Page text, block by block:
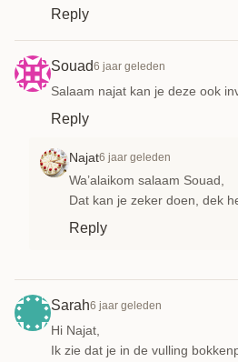
Reply
Souad6 jaar geleden
Salaam najat kan je deze ook
Reply
Najat6 jaar geleden
Wa’alaikom salaam Souad,
Dat kan je zeker doen, dek
Reply
Sarah6 jaar geleden
Hi Najat,
Ik zie dat je in de vulling